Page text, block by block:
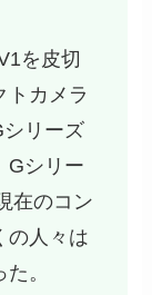
を皮切
トカメラ
リーズ
Gシリー
在のコン
の人々は
。